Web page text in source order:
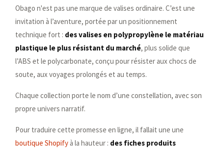
Obago n'est pas une marque de valises ordinaire. C’est une
invitation à l’aventure, portée par un positionnement
technique fort : des valises en polypropylène le matériau
plastique le plus résistant du marché, plus solide que
l’ABS et le polycarbonate, conçu pour résister aux chocs de
soute, aux voyages prolongés et au temps.
Chaque collection porte le nom d’une constellation, avec son
propre univers narratif.
Pour traduire cette promesse en ligne, il fallait une une
boutique Shopifyà la hauteur : des fiches produits